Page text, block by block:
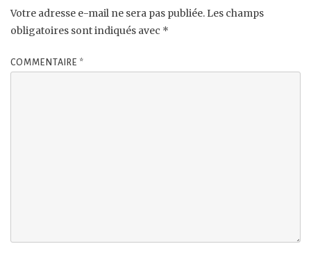
Votre adresse e-mail ne sera pas publiée. Les champs
obligatoires sont indiqués avec *
COMMENTAIRE *